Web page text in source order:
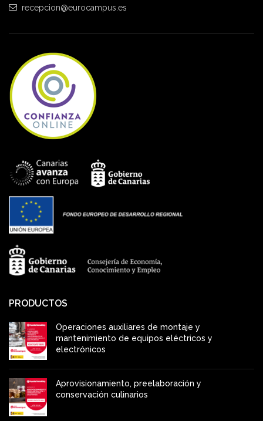
recepcion@eurocampus.es
PRODUCTOS
Operaciones auxiliares de montaje y
mantenimiento de equipos eléctricos y
electrónicos
Aprovisionamiento, preelaboración y
conservación culinarios